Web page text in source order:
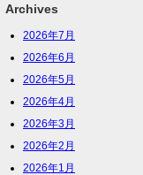
Archives
2026年7月
2026年6月
2026年5月
2026年4月
2026年3月
2026年2月
2026年1月